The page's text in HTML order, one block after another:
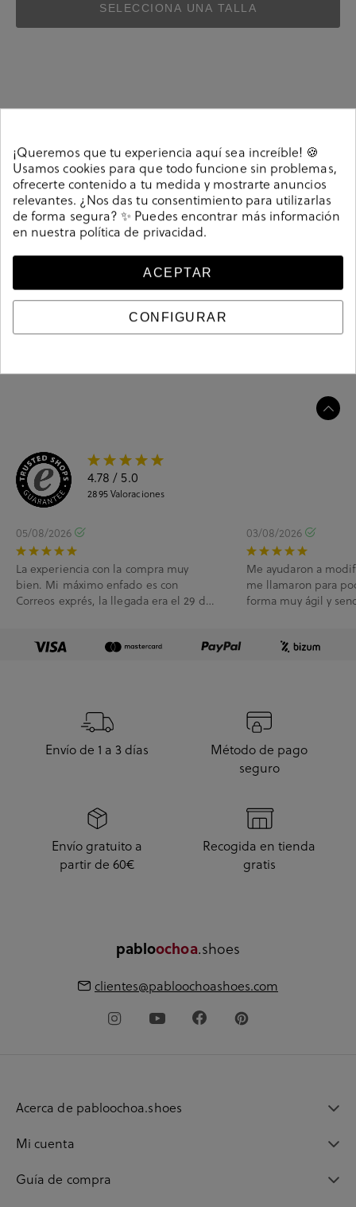
SELECCIONA UNA TALLA
Mocasines Corina M5140 en beige. Sin cierre, slip on. La
plantilla no es extraible. Hecho en China
Referencia213973
Guía de tallas
Ciudados y limpieza
4.78 / 5.0
2895Valoraciones
05/08/2026
La experiencia con la compra muy
bien. Mi máximo enfado es con
Correos exprés, la llegada era el 29 de
03/08/2026
Me ayudaron a
me llamaron para
forma muy ágil y
Envío de 1 a 3 días
Método de pago
seguro
Envío gratuito a
partir de 60€
Recogida en tienda
gratis
pabloochoa.shoes
clientes@pabloochoashoes.com
Acerca de pabloochoa.shoes
Mi cuenta
Guía de compra
¡Queremos que tu experiencia aquí sea increíble! 🍪
Usamos cookies para que todo funcione sin problemas,
ofrecerte contenido a tu medida y mostrarte anuncios
relevantes. ¿Nos das tu consentimiento para utilizarlas
de forma segura? ✨ Puedes encontrar más información
en nuestra política de privacidad.
ACEPTAR
CONFIGURAR